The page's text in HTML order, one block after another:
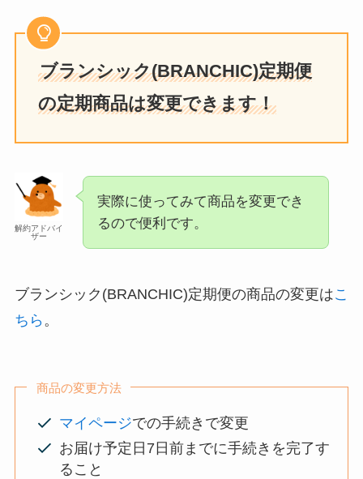
ブランシック(BRANCHIC)定期便
の定期商品は変更できます！
解約アドバイ
ザー
実際に使ってみて商品を変更でき
るので便利です。
ブランシック(BRANCHIC)定期便の商品の変更はこ
ちら 。
商品の変更方法
マイページでの手続きで変更
お届け予定日7日前までに手続きを完了す
ること